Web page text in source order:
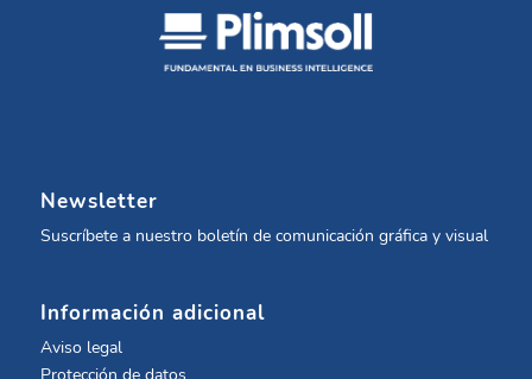
Newsletter
Suscríbete a nuestro boletín de comunicación gráfica y visual
Información adicional
Aviso legal